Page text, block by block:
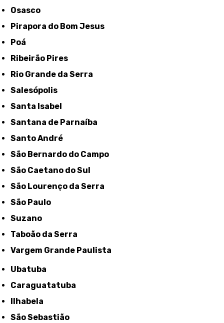
Osasco
Pirapora do Bom Jesus
Poá
Ribeirão Pires
Rio Grande da Serra
Salesópolis
Santa Isabel
Santana de Parnaíba
Santo André
São Bernardo do Campo
São Caetano do Sul
São Lourenço da Serra
São Paulo
Suzano
Taboão da Serra
Vargem Grande Paulista
Ubatuba
Caraguatatuba
Ilhabela
São Sebastião